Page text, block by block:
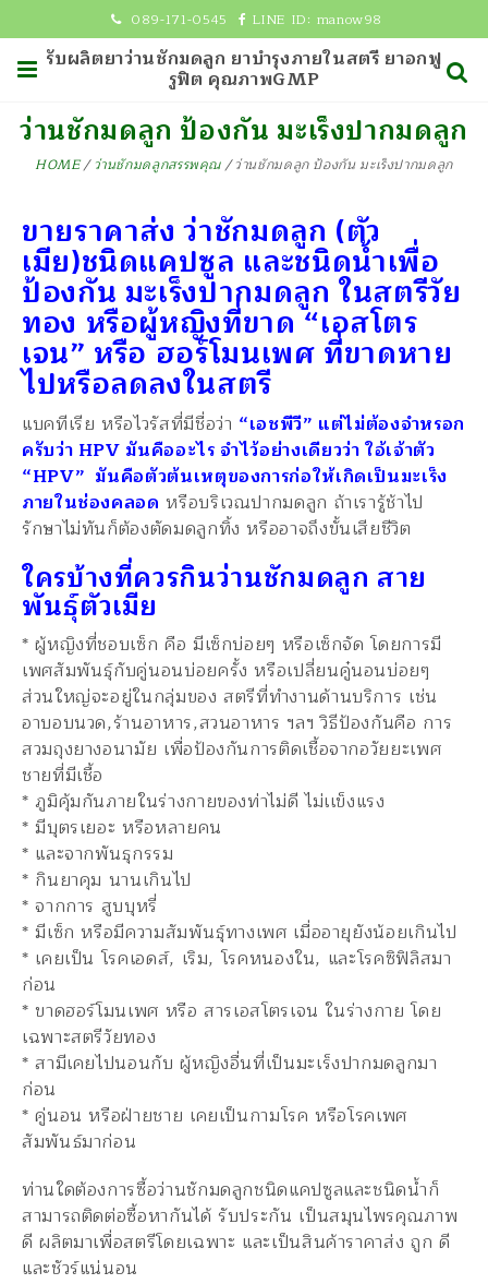
089-171-0545 LINE ID: manow98
รับผลิตยาว่านชักมดลูก ยาบำรุงภายในสตรี ยาอกฟู
รูฟิต คุณภาพGMP
ว่านชักมดลูก ป้องกัน มะเร็งปากมดลูก
HOME/ว่านชักมดลูกสรรพคุณ/ว่านชักมดลูก ป้องกัน มะเร็งปากมดลูก
ขายราคาส่ง ว่าชักมดลูก (ตัว
เมีย)ชนิดแคปซูล และชนิดน้ำเพื่อ
ป้องกัน มะเร็งปากมดลูก ในสตรีวัย
ทอง หรือผู้หญิงที่ขาด “เอสโตร
เจน” หรือ ฮอร์โมนเพศ ที่ขาดหาย
ไปหรือลดลงในสตรี
แบคทีเรีย หรือไวรัสที่มีชื่อว่า “เอชพีวี” แต่ไม่ต้องจำหรอก
ครับว่า HPV มันคืออะไร จำไว้อย่างเดียวว่า ใอ้เจ้าตัว
“HPV” มันคือตัวต้นเหตุของการก่อให้เกิดเป็นมะเร็ง
ภายในช่องคลอด หรือบริเวณปากมดลูก ถ้าเรารู้ช้าไป
รักษาไม่ทันก็ต้องตัดมดลูกทิ้ง หรืออาจถึงขั้นเสียชีวิต
ใครบ้างที่ควรกินว่านชักมดลูก สาย
พันธุ์ตัวเมีย
* ผู้หญิงที่ชอบเซ็ก คือ มีเซ็กบ่อยๆ หรือเซ็กจัด โดยการมี
เพศสัมพันธุ์กับคู่นอนบ่อยครั้ง หรือเปลี่ยนคู๋นอนบ่อยๆ
ส่วนใหญ่จะอยู่ในกลุ่มของ สตรีที่ทำงานด้านบริการ เช่น
อาบอบนวด,ร้านอาหาร,สวนอาหาร ฯลฯ วิธีป้องกันคือ การ
สวมถุงยางอนามัย เพื่อป้องกันการติดเชื้อจากอวัยยะเพศ
ชายที่มีเชื้อ
* ภูมิคุ้มกันภายในร่างกายของท่าไม่ดี ไม่เเข็งแรง
* มีบุตรเยอะ หรือหลายคน
* และจากพันธุกรรม
* กินยาคุม นานเกินไป
* จากการ สูบบุหรี่
* มีเซ็ก หรือมีความสัมพันธุ์ทางเพศ เมื่ออายุยังน้อยเกินไป
* เคยเป็น โรคเอดส์, เริม, โรคหนองใน, และโรคซิฟิลิสมา
ก่อน
* ขาดฮอร์โมนเพศ หรือ สารเอสโตรเจน ในร่างกาย โดย
เฉพาะสตรีวัยทอง
* สามีเคยไปนอนกับ ผู้หญิงอื่นที่เป็นมะเร็งปากมดลูกมา
ก่อน
* คู่นอน หรือฝ่ายชาย เคยเป็นกามโรค หรือโรคเพศ
สัมพันธ์มาก่อน
ท่านใดต้องการซื้อว่านชักมดลูกชนิดแคปซูลและชนิดน้ำก็
สามารถติดต่อซื้อหากันได้ รับประกัน เป็นสมุนไพรคุณภาพ
ดี ผลิตมาเพื่อสตรีโดยเฉพาะ และเป็นสินค้าราคาส่ง ถูก ดี
และชัวร์แน่นอน